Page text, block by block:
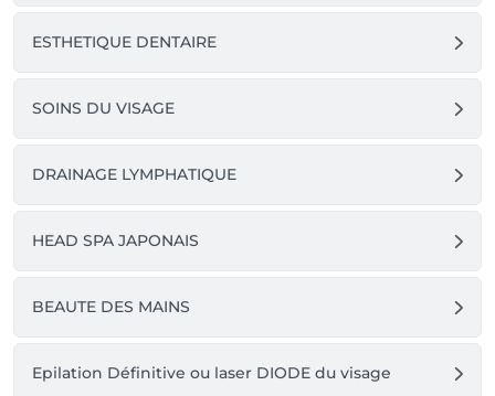
ESTHETIQUE DENTAIRE
SOINS DU VISAGE
DRAINAGE LYMPHATIQUE
HEAD SPA JAPONAIS
BEAUTE DES MAINS
Epilation Définitive ou laser DIODE du visage